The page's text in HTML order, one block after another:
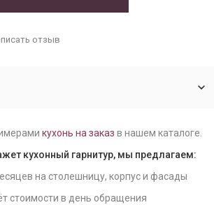
отзыв
кухонь на заказ в нашем каталоге.
кухонный гарнитур, мы предлагаем:
на столешницу, корпус и фасады
стоимости в день обращения